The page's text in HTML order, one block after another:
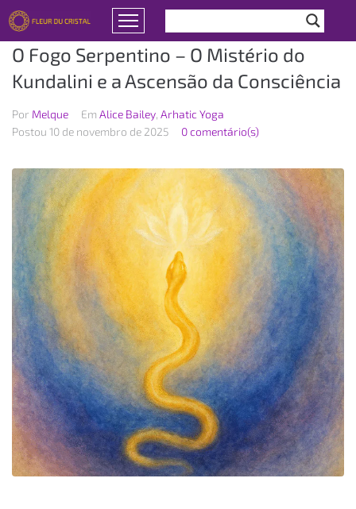
O Fogo Serpentino – O Mistério do
Kundalini e a Ascensão da Consciência
Por Melque Em Alice Bailey, Arhatic Yoga
Postou 10 de novembro de 2025 0 comentário(s)